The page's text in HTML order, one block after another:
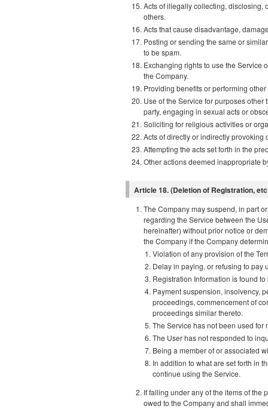
Acts of illegally collecting, disclosing,
others.
Acts that cause disadvantage,
Posting or sending the same or
to be spam.
Exchanging rights to use the Service
the Company.
Providing benefits or performing
Use of the Service for purposes
party, engaging in sexual acts or
Soliciting for religious activities or
Acts of directly or indirectly provoking
Attempting the acts set forth in the
Other actions deemed inappropriate
Article 18. (Deletion of Registration,
The Company may suspend, in part
regarding the Service between the
hereinafter) without prior notice or
the Company if the Company
Violation of any provision of the
Delay in paying, or refusing to pay
Registration Information is found to
Payment suspension, insolvency,
proceedings, commencement of
proceedings similar thereto.
The Service has not been used for
The User has not responded to
Being a member of or associated
In addition to what are set forth in
continue using the Service.
If falling under any of the items of the
owed to the Company and shall